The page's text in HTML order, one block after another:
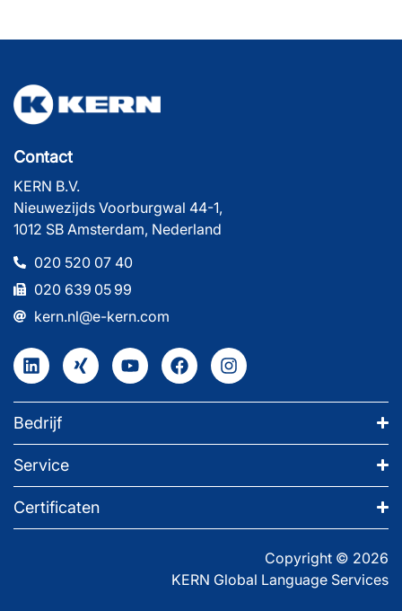
Contact
KERN B.V.
Nieuwezijds Voorburgwal 44-1,
1012 SB Amsterdam, Nederland
020 520 07 40
020 639 05 99
kern.nl@e-kern.com
Bedrijf
Service
Certificaten
Copyright © 2026
KERN Global Language Services